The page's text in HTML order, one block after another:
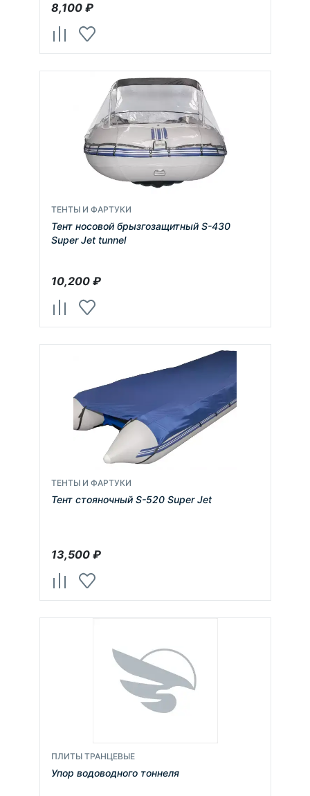
8,100₽
ТЕНТЫ И ФАРТУКИ
Тент носовой брызгозащитный S-430
Super Jet tunnel
10,200₽
ТЕНТЫ И ФАРТУКИ
Тент стояночный S-520 Super Jet
13,500₽
ПЛИТЫ ТРАНЦЕВЫЕ
Упор водоводного тоннеля